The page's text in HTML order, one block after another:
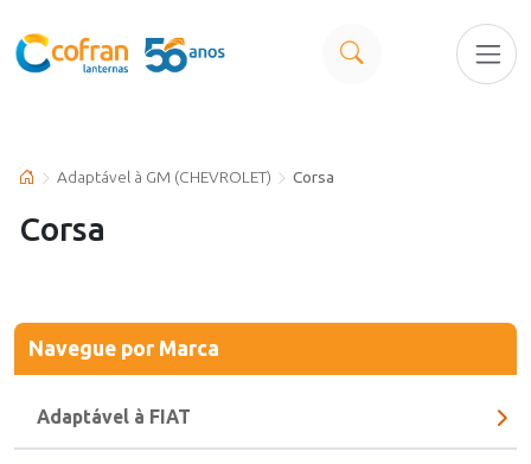
Adaptável à GM (CHEVROLET) Corsa
Corsa
Navegue por Marca
Adaptável à FIAT